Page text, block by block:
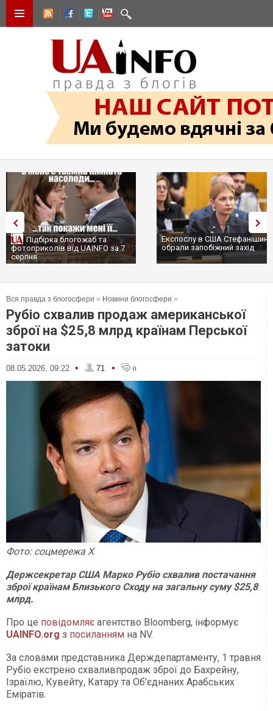
Підбірка блогожаб та
фотоприколів від UAINFO за 7
серпня
Експослу в США
обрали запобіжний захід
Вся правда з блогосфери » Новини блогосфери »
Рубіо схвалив продаж американської
зброї на $25,8 млрд країнам Перської
затоки
08.05.2026, 09:22 • 71 • 0
Фото: соцмережа X
Держсекретар США Марко Рубіо схвалив постачання
зброї країнам Близького Сходу на загальну суму $25,8
млрд.
Про це повідомляє агентство Bloomberg, інформує
UAINFO.org з посиланням на NV.
За словами представника Держдепартаменту, 1 травня
Рубіо екстрено схваливпродаж зброї до Бахрейну,
Ізраїлю, Кувейту, Катару та Об'єднаних Арабських
Еміратів.